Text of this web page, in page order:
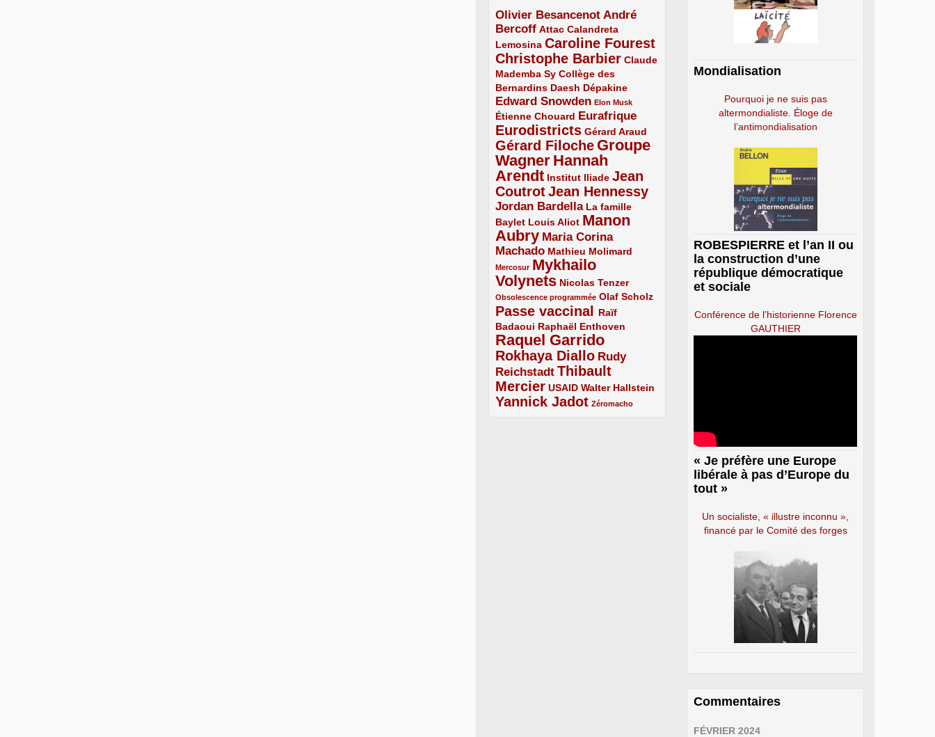
Olivier Besancenot
3/5
André
Bercoff
3/5 Attac
2/5
Calandreta
Lemosina
2/5 Caroline Fourest
4/5
Christophe Barbier
4/5
Claude
Mademba Sy
2/5
Collège des
Bernardins
2/5 Daesh
2/5 Dépakine
2/5
Edward Snowden
3/5 Elon Musk
1/5
Étienne Chouard
2/5 Eurafrique
3/5
Eurodistricts
4/5 Gérard Araud
2/5
Gérard Filoche
4/5
Groupe
Wagner
5/5
Hannah
Arendt
5/5 Institut Iliade
2/5
Jean
Coutrot
4/5 Jean Hennessy
4/5
Jordan Bardella
3/5
La famille
Baylet
2/5 Louis Aliot
2/5
Manon
Aubry
5/5
Maria Corina
Machado
3/5 Mathieu Molimard
2/5
Mercosur
1/5
Mykhailo
Volynets
5/5 Nicolas Tenzer
2/5
Obsolescence programmée
1/5 Olaf Scholz
2/5
Passe vaccinal
4/5
Raïf
Badaoui
2/5 Raphaël Enthoven
2/5
Raquel Garrido
5/5
Rokhaya Diallo
4/5
Rudy
Reichstadt
3/5
Thibault
Mercier
4/5 USAID
2/5 Walter Hallstein
2/5
Yannick Jadot
4/5 Zéromacho
1/5
Mondialisation
Pourquoi je ne suis pas
altermondialiste. Éloge de
l’antimondialisation
ROBESPIERRE et l’an II ou
la construction d’une
république démocratique
et sociale
Conférence de l’historienne Florence
GAUTHIER
« Je préfère une Europe
libérale à pas d’Europe du
tout »
Un socialiste, « illustre inconnu »,
financé par le Comité des forges
Commentaires
FÉVRIER 2024